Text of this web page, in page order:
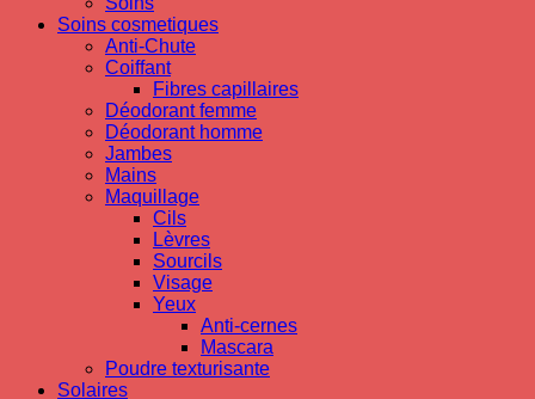
Soins cosmetiques
Anti-Chute
Coiffant
Fibres capillaires
Déodorant femme
Déodorant homme
Jambes
Mains
Maquillage
Cils
Lèvres
Sourcils
Visage
Yeux
Anti-cernes
Mascara
Poudre texturisante
Solaires